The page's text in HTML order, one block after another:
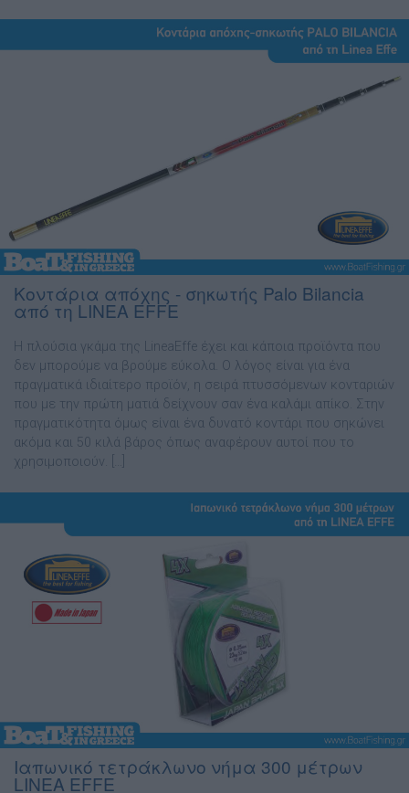
Κοντάρια απόχης - σηκωτής Palo Bilancia
από τη LINEA EFFE
Η πλούσια γκάμα της LineaEffe έχει και κάποια προϊόντα που
δεν μπορούμε να βρούμε εύκολα. Ο λόγος είναι για ένα
πραγματικά ιδιαίτερο προϊόν, η σειρά πτυσσόμενων κονταριών
που με την πρώτη ματιά δείχνουν σαν ένα καλάμι απίκο. Στην
πραγματικότητα όμως είναι ένα δυνατό κοντάρι που σηκώνει
ακόμα και 50 κιλά βάρος όπως αναφέρουν αυτοί που το
χρησιμοποιούν. […]
Ιαπωνικό τετράκλωνο νήμα 300 μέτρων
LINEA EFFE